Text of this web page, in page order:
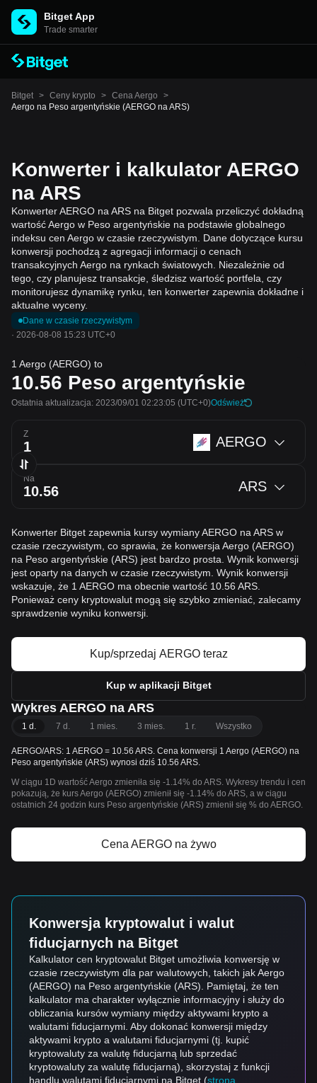
Bitget App
Trade smarter
Bitget > Ceny krypto > Cena Aergo
>
Aergo na Peso argentyńskie (AERGO na ARS)
Konwerter i kalkulator AERGO
na ARS
Konwerter AERGO na ARS na Bitget pozwala przeliczyć dokładną
wartość Aergo w Peso argentyńskie na podstawie globalnego
indeksu cen Aergo w czasie rzeczywistym. Dane dotyczące kursu
konwersji pochodzą z agregacji informacji o cenach
transakcyjnych Aergo na rynkach światowych. Niezależnie od
tego, czy planujesz transakcje, śledzisz wartość portfela, czy
monitorujesz dynamikę rynku, ten konwerter zapewnia dokładne i
aktualne wyceny.
Dane w czasie rzeczywistym
· 2026-08-08 15:23 UTC+0
1 Aergo (AERGO) to
10.56 Peso argentyńskie
Ostatnia aktualizacja: 2023/09/01 02:23:05 (UTC+0)Odśwież
Z AERGO
Na ARS
Konwerter Bitget zapewnia kursy wymiany AERGO na ARS w
czasie rzeczywistym, co sprawia, że konwersja Aergo (AERGO)
na Peso argentyńskie (ARS) jest bardzo prosta. Wynik konwersji
jest oparty na danych w czasie rzeczywistym. Wynik konwersji
wskazuje, że 1 AERGO ma obecnie wartość 10.56 ARS.
Ponieważ ceny kryptowalut mogą się szybko zmieniać, zalecamy
sprawdzenie wyniku konwersji.
Kup/sprzedaj AERGO teraz
Kup w aplikacji Bitget
Wykres AERGO na ARS
1 d. 7 d. 1 mies. 3 mies. 1 r. Wszystko
AERGO/ARS: 1 AERGO = 10.56 ARS. Cena konwersji 1 Aergo (AERGO) na
Peso argentyńskie (ARS) wynosi dziś 10.56 ARS.
W ciągu 1D wartość Aergo zmieniła się -1.14% do ARS. Wykresy trendu i cen
pokazują, że kurs Aergo (AERGO) zmienił się -1.14% do ARS, a w ciągu
ostatnich 24 godzin kurs Peso argentyńskie (ARS) zmienił się % do AERGO.
Cena AERGO na żywo
Konwersja kryptowalut i walut
fiducjarnych na Bitget
Kalkulator cen kryptowalut Bitget umożliwia konwersję w
czasie rzeczywistym dla par walutowych, takich jak Aergo
(AERGO) na Peso argentyńskie (ARS). Pamiętaj, że ten
kalkulator ma charakter wyłącznie informacyjny i służy do
obliczania kursów wymiany między aktywami krypto a
walutami fiducjarnymi. Aby dokonać konwersji między
aktywami krypto a walutami fiducjarnymi (tj. kupić
kryptowaluty za walutę fiducjarną lub sprzedać
kryptowaluty za walutę fiducjarną), skorzystaj z funkcji
handlu walutami fiducjarnymi na Bitget (strona